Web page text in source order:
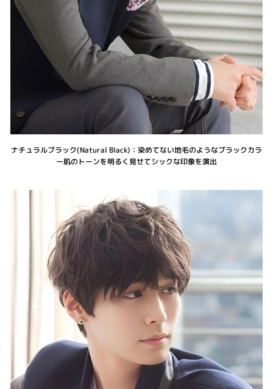
ナチュラルブラック(Natural Black)：染めてない地毛のようなブラックカラ
ー肌のトーンを明るく見せてシックな印象を演出